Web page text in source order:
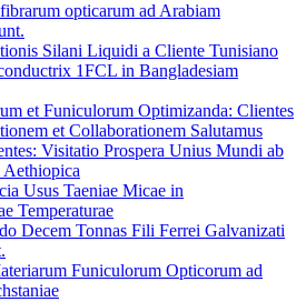
opticarum ad Arabiam
Silani Liquidi a Cliente Tunisiano
1FCL in Bangladesiam
et Funiculorum Optimizanda: Clientes
et Collaborationem Salutamus
Visitatio Prospera Unius Mundi ab
Aethiopica
Usus Taeniae Micae in
Temperaturae
Decem Tonnas Fili Ferrei Galvanizati
Funiculorum Opticorum ad